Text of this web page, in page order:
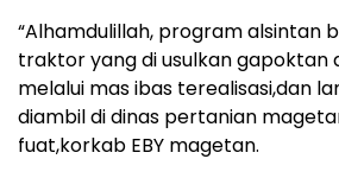
“Alhamdulillah, program alsintan
traktor yang di usulkan gapoktan
melalui mas ibas terealisasi,dan
diambil di dinas pertanian
fuat,korkab EBY magetan.